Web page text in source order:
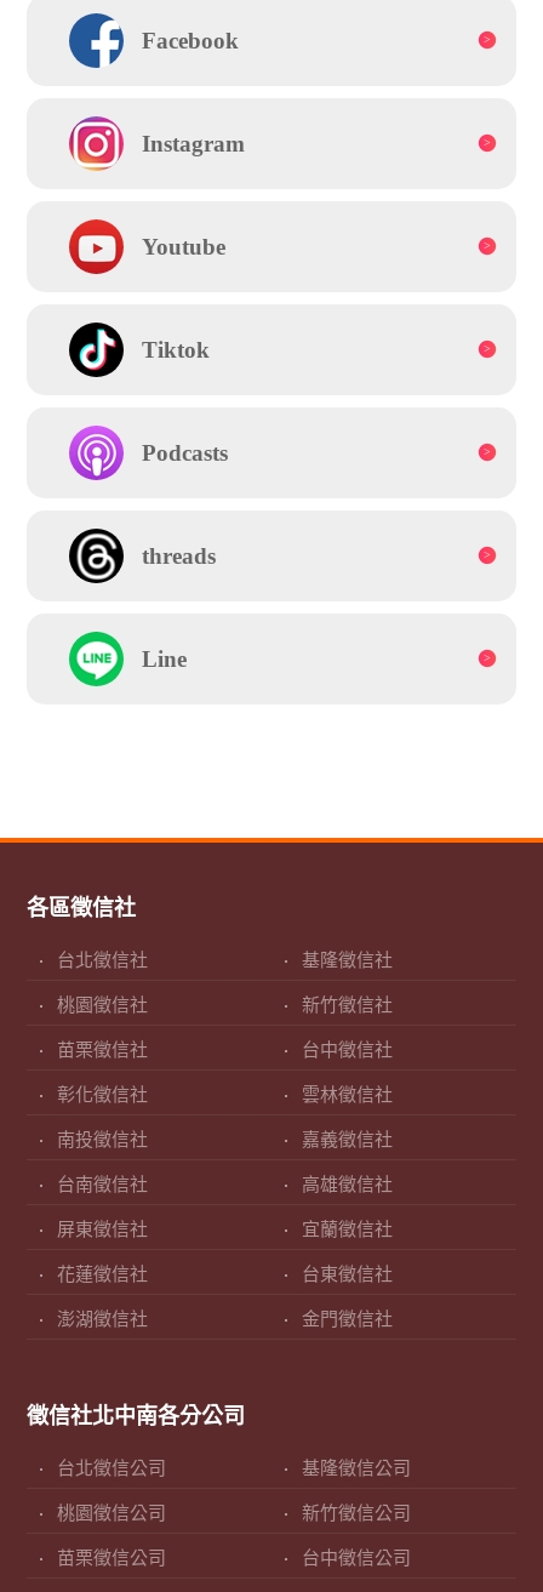
Facebook
Instagram
Youtube
Tiktok
Podcasts
threads
Line
各區徵信社
台北徵信社 基隆徵信社
桃園徵信社 新竹徵信社
苗栗徵信社 台中徵信社
彰化徵信社 雲林徵信社
南投徵信社 嘉義徵信社
台南徵信社 高雄徵信社
屏東徵信社 宜蘭徵信社
花蓮徵信社 台東徵信社
澎湖徵信社 金門徵信社
徵信社北中南各分公司
台北徵信公司 基隆徵信公司
桃園徵信公司 新竹徵信公司
苗栗徵信公司 台中徵信公司